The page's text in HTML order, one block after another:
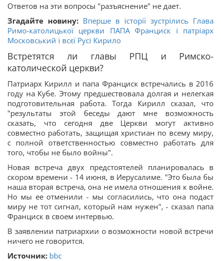
Ответов на эти вопросы "разъяснение" не дает.
Згадайте новину: Вперше в історії зустрілись Глава
Римо-католицької церкви ПАПА Франциск і патріарх
Московський і всєї Русі Кирило
Встретятся ли главы РПЦ и Римско-
католической церкви?
Патриарх Кирилл и папа Франциск встречались в 2016
году на Кубе. Этому предшествовала долгая и нелегкая
подготовительная работа. Тогда Кирилл сказал, что
"результаты этой беседы дают мне возможность
сказать, что сегодня две Церкви могут активно
совместно работать, защищая христиан по всему миру,
с полной ответственностью совместно работать для
того, чтобы не было войны".
Новая встреча двух предстоятелей планировалась в
скором времени - 14 июня, в Иерусалиме. "Это была бы
наша вторая встреча, она не имела отношения к войне.
Но мы ее отменили - мы согласились, что она подаст
миру не тот сигнал, который нам нужен", - сказал папа
Франциск в своем интервью.
В заявлении патриархии о возможности новой встречи
ничего не говорится.
Источник: bbc